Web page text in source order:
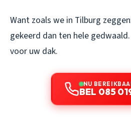
Want zoals we in Tilburg
gekeerd dan ten hele
voor uw dak.
NU
BEL 085